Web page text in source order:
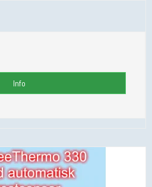
Info